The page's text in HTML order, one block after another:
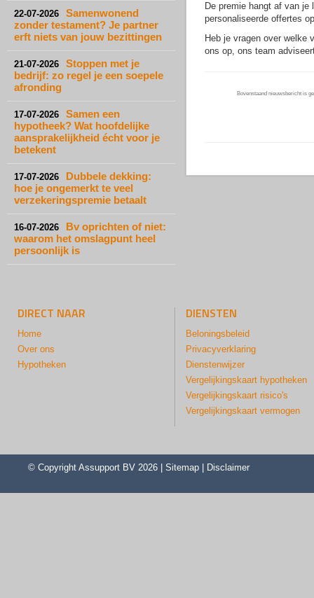
22-07-2026
Samenwonend
zonder testament? Je partner
erft niets van jouw bezittingen
21-07-2026
Stoppen met je
bedrijf: zo regel je een soepele
afronding
17-07-2026
Samen een
hypotheek? Wat hoofdelijke
aansprakelijkheid écht voor je
betekent
17-07-2026
Dubbele dekking:
hoe je ongemerkt te veel
verzekeringspremie betaalt
16-07-2026
Bv oprichten of niet:
waarom het omslagpunt heel
persoonlijk is
De premie hangt af van
personaliseerde offertes
Heb je vragen over welke
ons op, ons team
Bovenstaand nieuwsbericht is
DIRECT NAAR
Home
Over ons
Hypotheken
DIENSTEN
Beloningsbeleid
Privacyverklaring
Dienstenwijzer
Vergelijkingskaart hypotheken
Vergelijkingskaart risico's
Vergelijkingskaart vermogen
© Copyright Assupport BV 2026 | Sitemap Disclaimer